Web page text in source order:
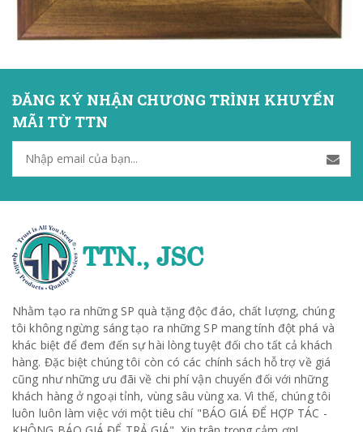
ĐĂNG KÝ NHẬN CHƯƠNG TRÌNH KHUYẾN
MÃI TỪ TTN
Nhằm tạo ra những SP quà tặng độc đáo, chất lượng, chúng
tôi không ngừng sáng tạo ra những SP mang tính đột phá và
khác biệt để đem đến sự hài lòng tuyệt đối cho tất cả khách
hàng. Đặc biệt chúng tôi còn có các chính sách hỗ trợ về giá
cũng như những ưu đãi về chi phí vận chuyển đối với những
khách hàng ở ngoại tỉnh, vùng sâu vùng xa. Vì thế, chúng tôi
luôn luôn làm việc với một tiêu chí "BÁO GIÁ ĐỂ HỢP TÁC -